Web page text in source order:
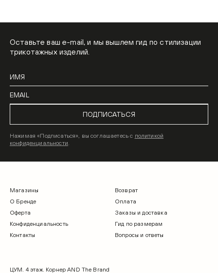
Оставьте ваш e-mail, и мы вышлем гид по стилизации
трикотажных изделий.
ПОДПИСАТЬСЯ
Нажимая «Подписаться», вы соглашаетесь с политикой
конфиденциальности.
Магазины
О Бренде
Оферта
Конфиденциальность
Контакты
Возврат
Оплата
Заказы и доставка
Гид по размерам
Вопросы и ответы
ЦУМ. 4 этаж. Корнер AND The Brand